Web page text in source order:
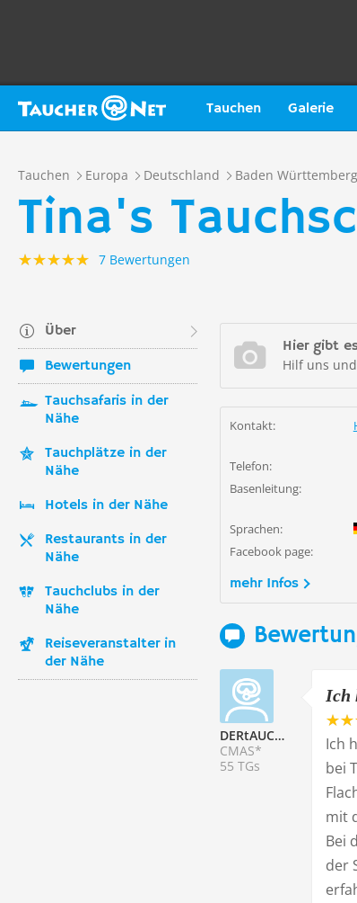
Tauchen Galerie
Tauchen Europa Deutschland Baden Württemberg
Tina's
7 Bewertungen
Über
Bewertungen
Tauchsafaris in der
Nähe
Tauchplätze in der
Nähe
Hotels in der Nähe
Restaurants in der
Nähe
Tauchclubs in der
Nähe
Reiseveranstalter in
der Nähe
Hier gibt
Hilf uns
Kontakt:
Telefon:
Basenleitung:
Sprachen:
Facebook page:
mehr Infos
DERtAUCHER111
CMAS*
55 TGs
Ich
Ich
bei
mit
Bei
der